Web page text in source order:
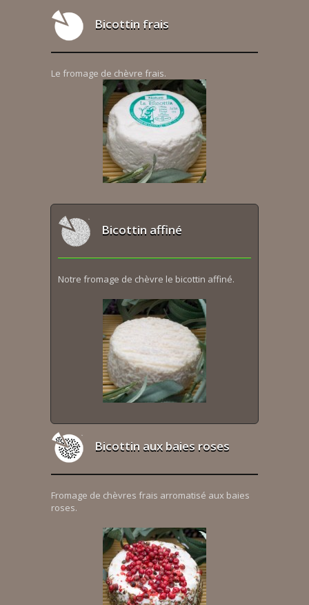
Bicottin frais
Le fromage de chèvre frais.
Bicottin affiné
Notre fromage de chèvre le bicottin affiné.
Bicottin aux baies roses
Fromage de chèvres frais arromatisé aux baies
roses.